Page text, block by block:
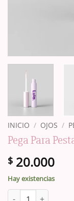
INICIO / OJOS /
Pega Para
$ 20.000
Hay existencias
Pega Para